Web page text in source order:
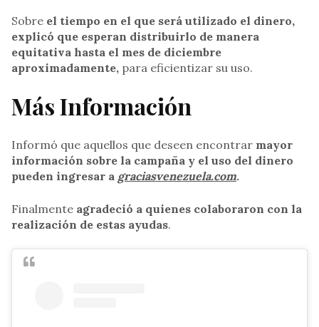
Sobre el tiempo en el que será utilizado el dinero,
explicó que esperan distribuirlo de manera
equitativa hasta el mes de diciembre
aproximadamente, para eficientizar su uso.
Más Información
Informó que aquellos que deseen encontrar mayor
información sobre la campaña y el uso del dinero
pueden ingresar a graciasvenezuela.com.
Finalmente agradeció a quienes colaboraron con la
realización de estas ayudas.